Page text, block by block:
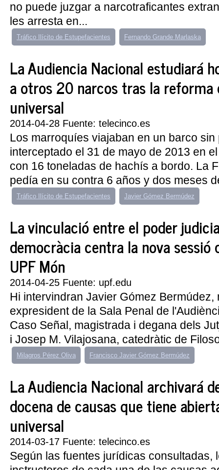
no puede juzgar a narcotraficantes
les arresta en...
Tráfico Ilícito de Estupefacientes Fernando Grande Marlaska
La Audiencia Nacional estudiará
a otros 20 narcos tras la reforma
universal
2014-04-28 Fuente: telecinco.es
Los marroquíes viajaban en un barco sin
interceptado el 31 de mayo de 2013 en
con 16 toneladas de hachís a bordo. La
pedía en su contra 6 años y dos meses
Tráfico Ilícito de Estupefacientes Javier Gómez Bermúdez
La vinculació entre el poder
democràcia centra la nova sessió
UPF Món
2014-04-25 Fuente: upf.edu
Hi intervindran Javier Gómez Bermúdez,
expresident de la Sala Penal de
Caso Señal, magistrada i degana dels
i Josep M. Vilajosana, catedràtic de
Milagros Pérez Oliva Francisco Javier Gómez Bermúdez
La Audiencia Nacional archivará
docena de causas que tiene
universal
2014-03-17 Fuente: telecinco.es
Según las fuentes jurídicas consultadas,